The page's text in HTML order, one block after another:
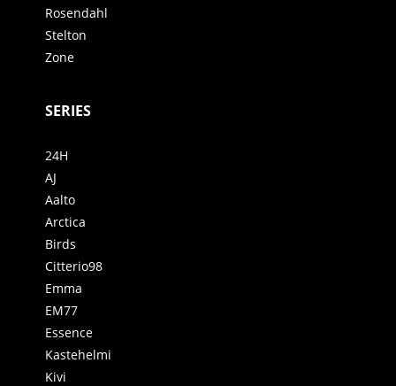
Rosendahl
Stelton
Zone
SERIES
24H
AJ
Aalto
Arctica
Birds
Citterio98
Emma
EM77
Essence
Kastehelmi
Kivi